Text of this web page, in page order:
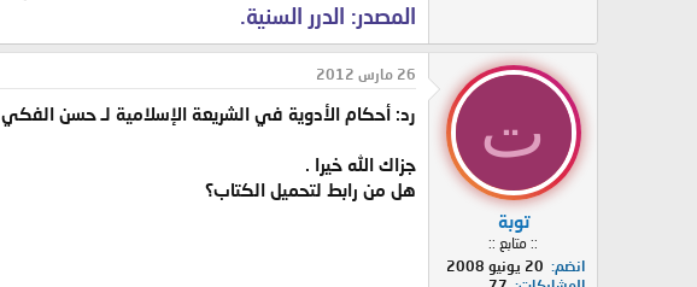
المصدر: الدرر السنية.
ت
توبة
:: متابع ::
انضم
20 يونيو 2008
26 مارس 2012
رد: أحكام الأدوية في الشريعة الإسلامية لـ حسن الفكي
جزاك الله خيرا .
هل من رابط لتحميل الكتاب؟